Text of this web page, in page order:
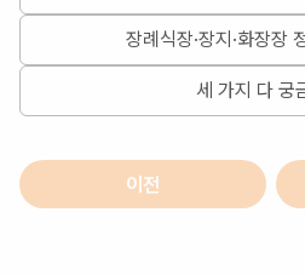
장례식장·장지·화장장
세 가지 다 궁
이전